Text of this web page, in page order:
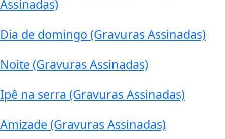
Assinadas)
Dia de domingo (Gravuras Assinadas)
Noite (Gravuras Assinadas)
Ipê na serra (Gravuras Assinadas)
Amizade (Gravuras Assinadas)